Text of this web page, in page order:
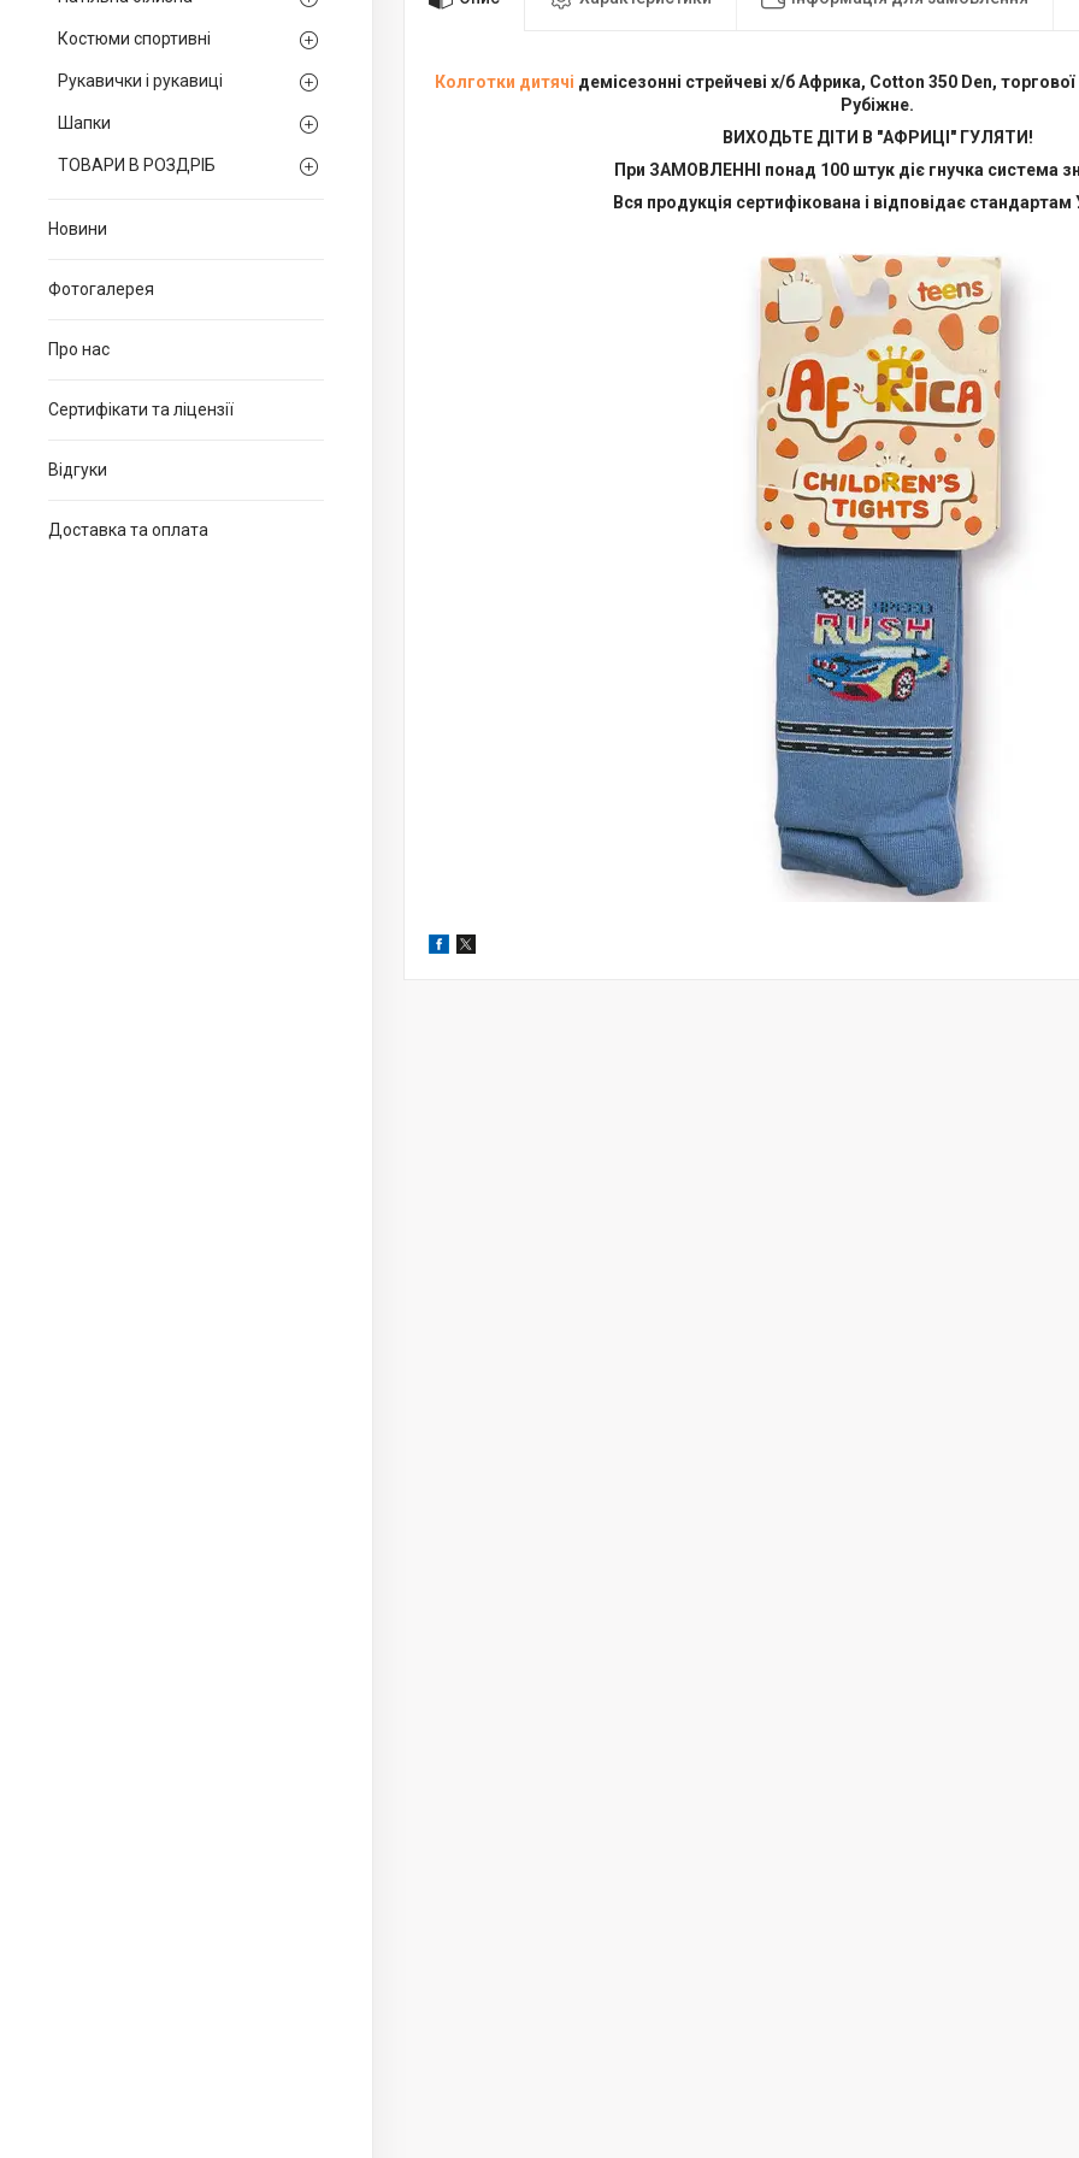
Костюми спортивні
Рукавички і рукавиці
Шапки
ТОВАРИ В РОЗДРІБ
Новини
Фотогалерея
Про нас
Сертифікати та ліцензії
Відгуки
Доставка та оплата
Колготки дитячі демісезонні стрейчеві х/б Африка, Cotton 350 Den,
Рубіжне.
ВИХОДЬТЕ ДІТИ В "АФРИЦІ" ГУЛЯТИ!
При ЗАМОВЛЕННІ понад 100 штук діє гнучка система
Вся продукція сертифікована і відповідає стандартам